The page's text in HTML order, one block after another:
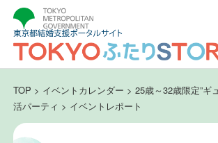
TOP > イベントカレンダー > 25歳～32歳限定”ギ
活パーティ > イベントレポート